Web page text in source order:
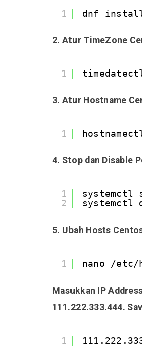
1 dnf
2. Atur TimeZone
1
3. Atur Hostname
1
4. Stop dan Disable
1
2
systemctl
systemctl
5. Ubah Hosts
1 nano /etc/
Masukkan IP
111.222.333.444.
1